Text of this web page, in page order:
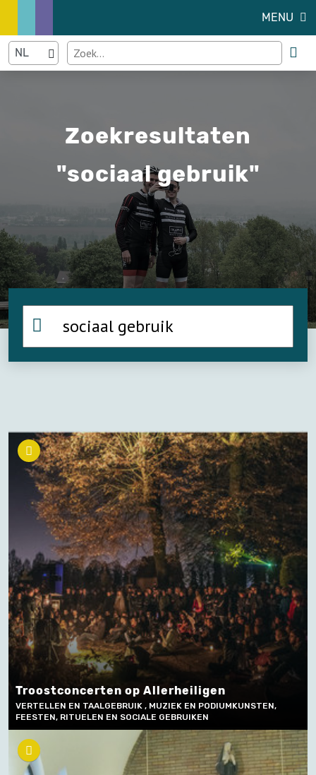
MENU
Zoekresultaten
"sociaal gebruik"
Troostconcerten op Allerheiligen
VERTELLEN EN TAALGEBRUIK , MUZIEK EN PODIUMKUNSTEN,
FEESTEN, RITUELEN EN SOCIALE GEBRUIKEN